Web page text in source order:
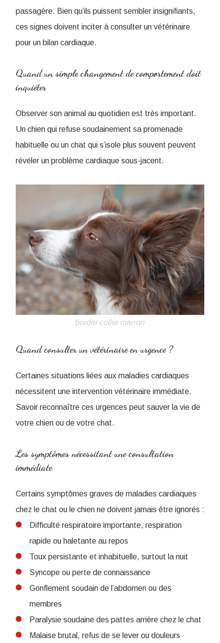
passagère. Bien qu’ils puissent sembler insignifiants,
ces signes doivent inciter à consulter un vétérinaire
pour un bilan cardiaque.
Quand un simple changement de comportement doit
inquiéter
Observer son animal au quotidien est très important.
Un chien qui refuse soudainement sa promenade
habituelle ou un chat qui s’isole plus souvent peuvent
révéler un problème cardiaque sous-jacent.
border collie marron
Quand consulter un vétérinaire en urgence ?
Certaines situations liées aux maladies cardiaques
nécessitent une intervention vétérinaire immédiate.
Savoir reconnaître ces urgences peut sauver la vie de
votre chien ou de votre chat.
Les symptômes nécessitant une consultation
immédiate
Certains symptômes graves de maladies cardiaques
chez le chat ou le chien ne doivent jamais être ignorés :
Difficulté respiratoire importante, respiration
rapide ou haletante au repos
Toux persistante et inhabituelle, surtout la nuit
Syncope ou perte de connaissance
Gonflement soudain de l’abdomen ou des
membres
Paralysie soudaine des pattes arrière chez le chat
Malaise brutal, refus de se lever ou douleurs